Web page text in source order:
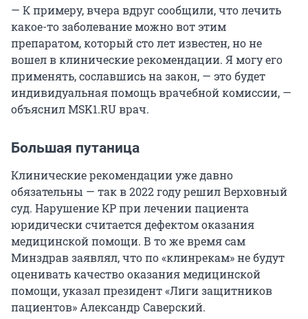
— К примеру, вчера вдруг сообщили, что лечить
какое-то заболевание можно вот этим
препаратом, который сто лет известен, но не
вошел в клинические рекомендации. Я могу его
применять, сославшись на закон, — это будет
индивидуальная помощь врачебной комиссии, —
объяснил MSK1.RU врач.
Большая путаница
Клинические рекомендации уже давно
обязательны — так в 2022 году решил Верховный
суд. Нарушение КР при лечении пациента
юридически считается дефектом оказания
медицинской помощи. В то же время сам
Минздрав заявлял, что по «клинрекам» не будут
оценивать качество оказания медицинской
помощи, указал президент «Лиги защитников
пациентов» Александр Саверский.